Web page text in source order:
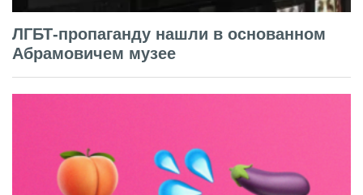
ЛГБТ-пропаганду нашли в основанном
Абрамовичем музее